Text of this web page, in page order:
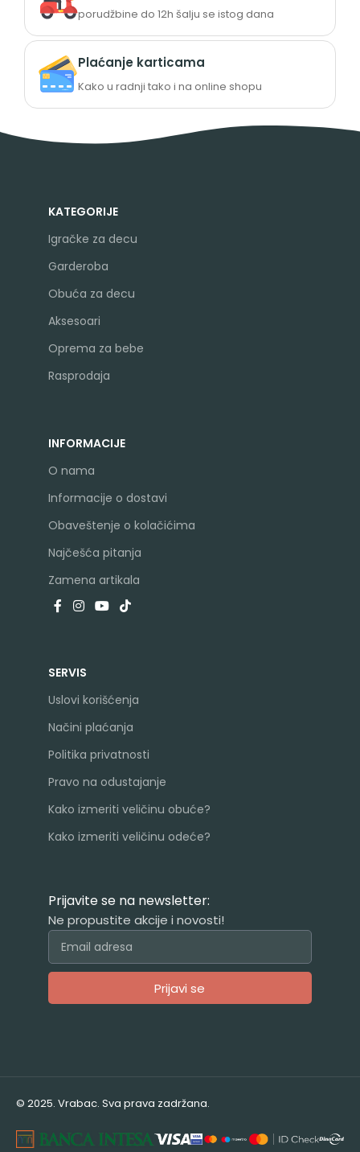
porudžbine do 12h šalju se istog dana
Plaćanje karticama
Kako u radnji tako i na online shopu
KATEGORIJE
Igračke za decu
Garderoba
Obuća za decu
Aksesoari
Oprema za bebe
Rasprodaja
INFORMACIJE
O nama
Informacije o dostavi
Obaveštenje o kolačićima
Najčešća pitanja
Zamena artikala
SERVIS
Uslovi korišćenja
Načini plaćanja
Politika privatnosti
Pravo na odustajanje
Kako izmeriti veličinu obuće?
Kako izmeriti veličinu odeće?
Prijavite se na newsletter:
Ne propustite akcije i novosti!
Prijavi se
© 2025. Vrabac. Sva prava zadržana.